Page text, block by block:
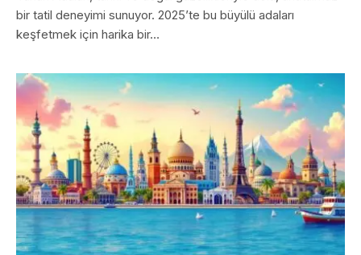
bir tatil deneyimi sunuyor. 2025’te bu büyülü adaları
keşfetmek için harika bir…